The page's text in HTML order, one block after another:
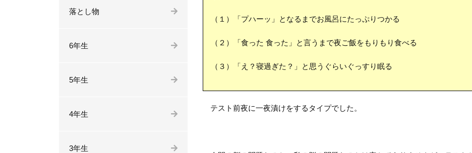
（１）「プハーッ」となるまでお風呂にたっぷりつかる
（２）「食った 食った」と言うまで夜ご飯をもりもり食べる
（３）「え？寝過ぎた？」と思うぐらいぐっすり眠る
テスト前夜に一夜漬けをするタイプでした。
落とし物
6年生
5年生
4年生
3年生